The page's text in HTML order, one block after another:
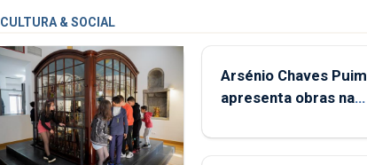
CULTURA & SOCIAL
Arsénio Chaves Puim
apresenta obras na
Porto